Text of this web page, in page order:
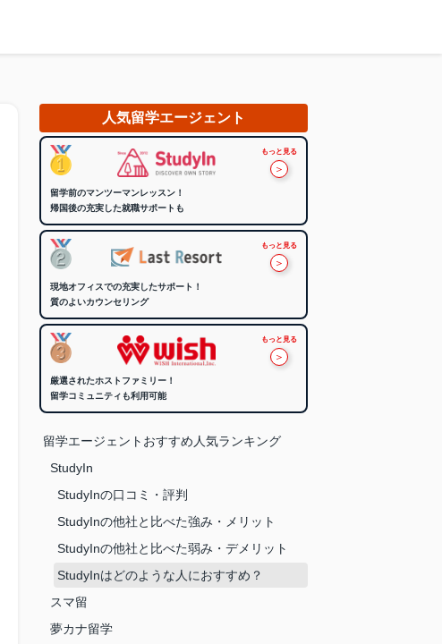
人気留学エージェント
もっと見る
＞
留学前のマンツーマンレッスン！
帰国後の充実した就職サポートも
もっと見る
＞
現地オフィスでの充実したサポート！
質のよいカウンセリング
もっと見る
＞
厳選されたホストファミリー！
留学コミュニティも利用可能
留学エージェントおすすめ人気ランキング
StudyIn
StudyInの口コミ・評判
StudyInの他社と比べた強み・メリット
StudyInの他社と比べた弱み・デメリット
StudyInはどのような人におすすめ？
スマ留
夢カナ留学